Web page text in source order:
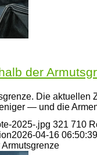
der
Die aktuellen
— und die
2025-.jpg 321 710
2026-04-16 06:50:39